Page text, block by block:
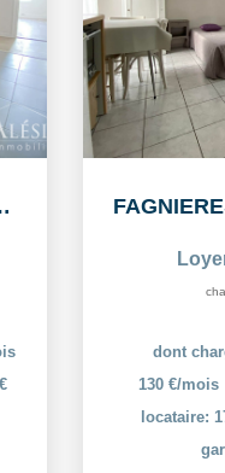
MEUBLÉ
dont
100 €/mois
locataire: